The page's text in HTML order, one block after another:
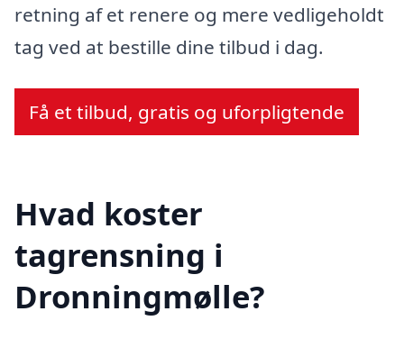
retning af et renere og mere vedligeholdt
tag ved at bestille dine tilbud i dag.
Få et tilbud, gratis og uforpligtende
Hvad koster
tagrensning i
Dronningmølle?